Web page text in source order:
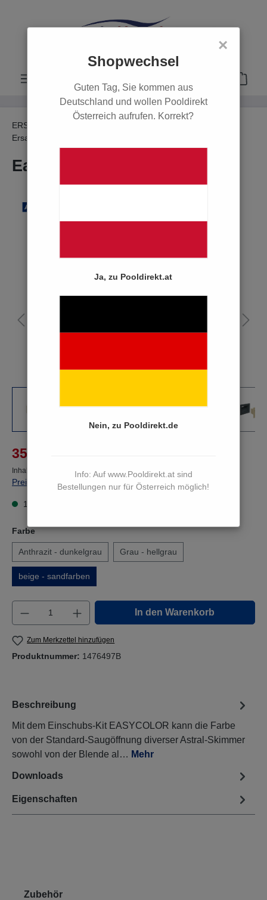
×
Shopwechsel
Guten Tag, Sie kommen aus
Deutschland und wollen Pooldirekt
Österreich aufrufen. Korrekt?
Ja, zu Pooldirekt.at
Nein, zu Pooldirekt.de
Info: Auf www.Pooldirekt.at sind
Bestellungen nur für Österreich möglich!
ERSATZTEILE
Ersatzteile Skimmer
Easycolor Einschub-Kit
Bildergalerie überspringen
35,90 €*
Inhalt:
Preise inkl. MwSt. zzgl. Versandkosten
15 bis 17 Werktage
Farbe
Anthrazit - dunkelgrau Grau - hellgrau
beige - sandfarben
Produkt Anzahl: Gib den gewünschten
In den Warenkorb
Zum Merkzettel hinzufügen
Produktnummer: 1476497B
Beschreibung
Mit dem Einschubs-Kit EASYCOLOR kann die Farbe
von der Standard-Saugöffnung diverser Astral-Skimmer
sowohl von der Blende al… Mehr
Downloads
Eigenschaften
Produktgalerie überspringen
Zubehör